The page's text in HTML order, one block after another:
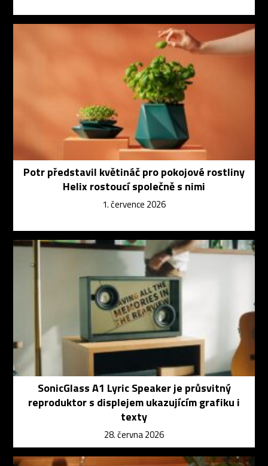
Potr představil květináč pro pokojové rostliny
Helix rostoucí společně s nimi
1. července 2026
SonicGlass A1 Lyric Speaker je průsvitný
reproduktor s displejem ukazujícím grafiku i
texty
28. června 2026